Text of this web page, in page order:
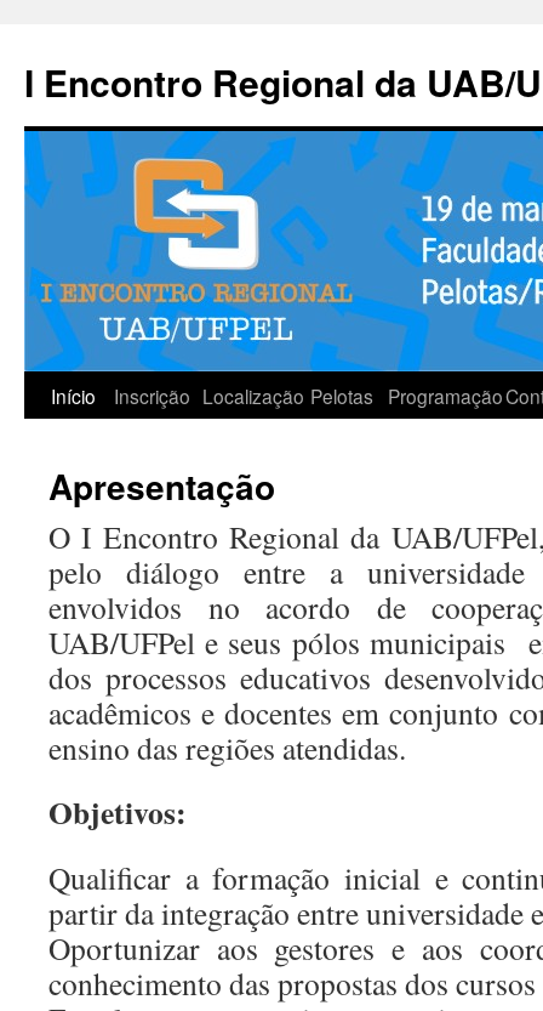
conteúdo
I Encontro Regional da UAB/
Início Inscrição Localização Pelotas Programação
Apresentação
O I Encontro Regional da UAB/
pelo diálogo entre a
envolvidos no acordo de
UAB/UFPel e seus pólos municipais
dos processos educativos
acadêmicos e docentes em conjunto
ensino das regiões atendidas.
Objetivos:
Qualificar a formação inicial e
partir da integração entre universidade
Oportunizar aos gestores e aos
conhecimento das propostas dos